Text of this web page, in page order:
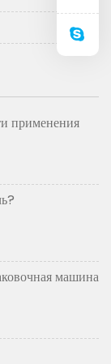
применения
машина